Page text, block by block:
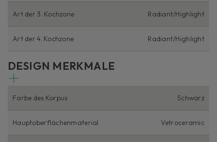
Art der 3. Kochzone Radiant/Highlight
Art der 4. Kochzone Radiant/Highlight
DESIGN MERKMALE
Farbe des Korpus Schwarz
Hauptoberflächenmaterial Vetroceramic